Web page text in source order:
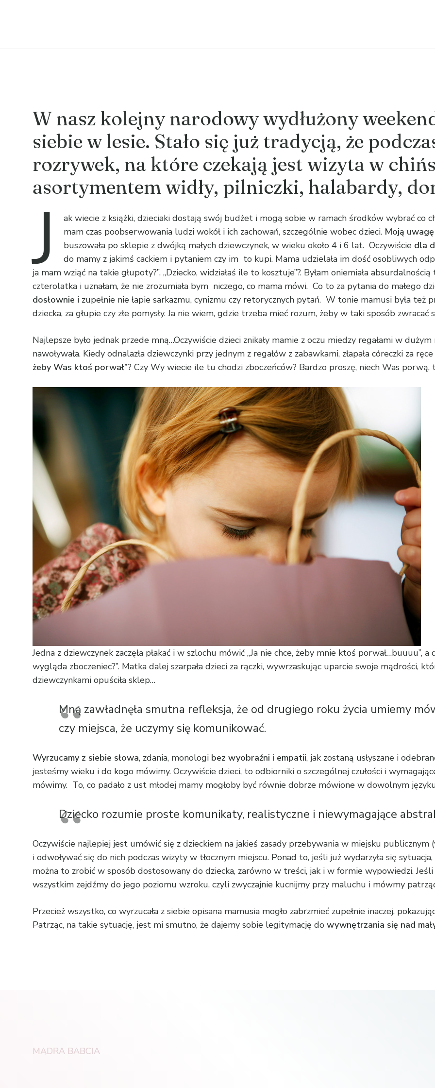
W nasz kolejny narodowy wydłużony
siebie w lesie. Stało się już tradycją, że
rozrywek, na które czekają jest wizyta w
asortymentem widły, pilniczki, halabardy,
J
ak wiecie z książki, dzieciaki dostają swój budżet i mogą sobie w ramach środków wybrać co
mam czas poobserwowania ludzi wokół i ich zachowań, szczególnie wobec dzieci. Moją
buszowała po sklepie z dwójką małych dziewczynek, w wieku około 4 i 6 lat. Oczywiście dla
do mamy z jakimś cackiem i pytaniem czy im to kupi. Mama udzielała im dość osobliwych
ja mam wziąć na takie głupoty?”, „Dziecko, widziałaś ile to kosztuje”?. Byłam oniemiała
czterolatka i uznałam, że nie zrozumiała bym niczego, co mama mówi. Co to za pytania do małego
dosłownie i zupełnie nie łapie sarkazmu, cynizmu czy retorycznych pytań. W tonie mamusi była
dziecka, za głupie czy złe pomysły. Ja nie wiem, gdzie trzeba mieć rozum, żeby w taki sposób zwracać
Najlepsze było jednak przede mną…Oczywiście dzieci znikały mamie z oczu miedzy regałami w
nawoływała. Kiedy odnalazła dziewczynki przy jednym z regałów z zabawkami, złapała córeczki za
żeby Was ktoś porwał”? Czy Wy wiecie ile tu chodzi zboczeńców? Bardzo proszę, niech Was porwą,
Jedna z dziewczynek zaczęła płakać i w szlochu mówić „Ja nie chce, żeby mnie ktoś porwał…buuuu”,
wygląda zboczeniec?”. Matka dalej szarpała dzieci za rączki, wywrzaskując uparcie swoje mądrości,
dziewczynkami opuściła sklep…
Mną zawładnęła smutna refleksja, że od drugiego roku życia umiemy
czy miejsca, że uczymy się komunikować.
Wyrzucamy z siebie słowa, zdania, monologi bez wyobraźni i empatii, jak zostaną usłyszane i
jesteśmy wieku i do kogo mówimy. Oczywiście dzieci, to odbiorniki o szczególnej czułości i
mówimy. To, co padało z ust młodej mamy mogłoby być równie dobrze mówione w dowolnym
Dziecko rozumie proste komunikaty, realistyczne i niewymagające
Oczywiście najlepiej jest umówić się z dzieckiem na jakieś zasady przebywania w miejsku publicznym
i odwoływać się do nich podczas wizyty w tłocznym miejscu. Ponad to, jeśli już wydarzyła się
można to zrobić w sposób dostosowany do dziecka, zarówno w treści, jak i w formie wypowiedzi.
wszystkim zejdźmy do jego poziomu wzroku, czyli zwyczajnie kucnijmy przy maluchu i mówmy
Przecież wszystko, co wyrzucała z siebie opisana mamusia mogło zabrzmieć zupełnie inaczej,
Patrząc, na takie sytuację, jest mi smutno, że dajemy sobie legitymację dowywnętrzania się nad
MĄDRA BABCIA